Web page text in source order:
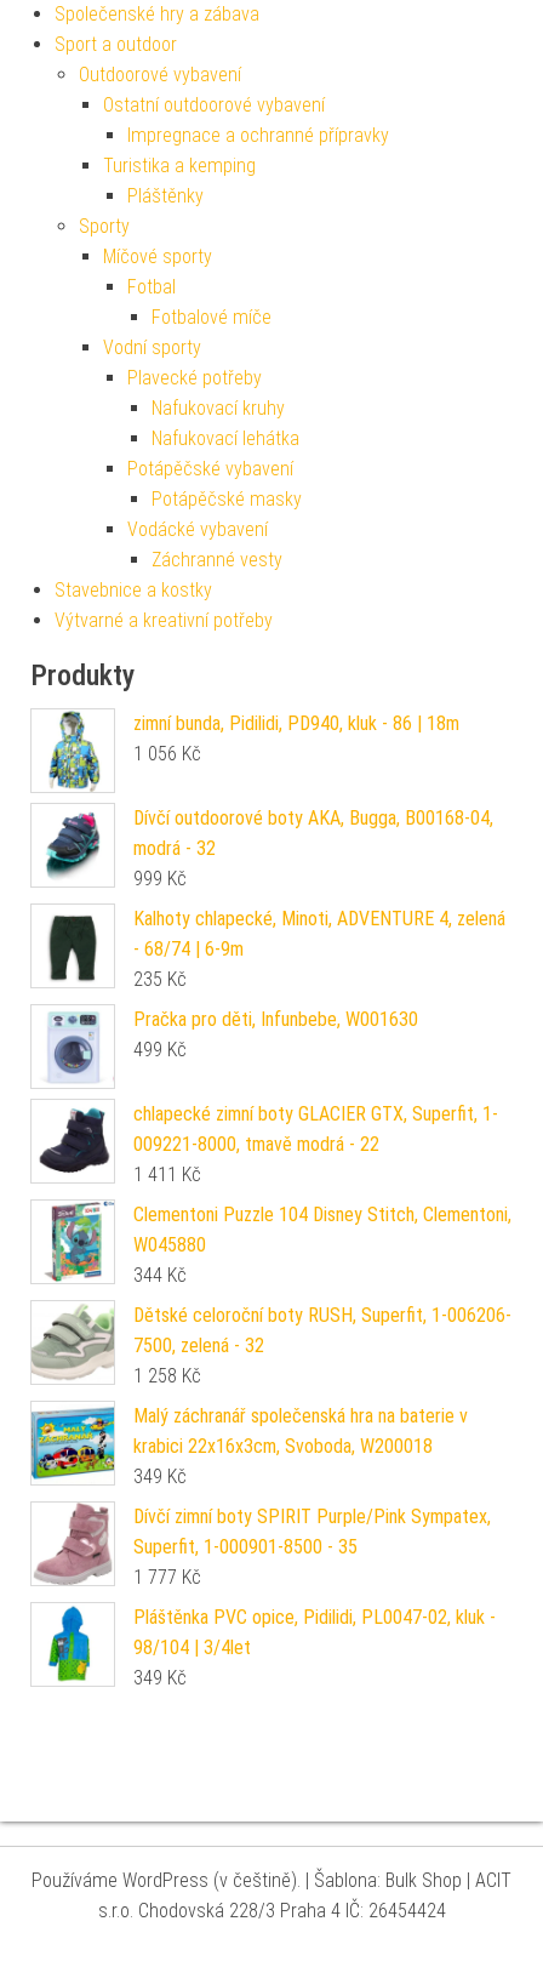
Společenské hry a zábava
Sport a outdoor
Outdoorové vybavení
Ostatní outdoorové vybavení
Impregnace a ochranné přípravky
Turistika a kemping
Pláštěnky
Sporty
Míčové sporty
Fotbal
Fotbalové míče
Vodní sporty
Plavecké potřeby
Nafukovací kruhy
Nafukovací lehátka
Potápěčské vybavení
Potápěčské masky
Vodácké vybavení
Záchranné vesty
Stavebnice a kostky
Výtvarné a kreativní potřeby
Produkty
zimní bunda, Pidilidi, PD940, kluk - 86 | 18m
1 056 Kč
Dívčí outdoorové boty AKA, Bugga, B00168-04,
modrá - 32
999 Kč
Kalhoty chlapecké, Minoti, ADVENTURE 4, zelená
- 68/74 | 6-9m
235 Kč
Pračka pro děti, Infunbebe, W001630
499 Kč
chlapecké zimní boty GLACIER GTX, Superfit, 1-
009221-8000, tmavě modrá - 22
1 411 Kč
Clementoni Puzzle 104 Disney Stitch, Clementoni,
W045880
344 Kč
Dětské celoroční boty RUSH, Superfit, 1-006206-
7500, zelená - 32
1 258 Kč
Malý záchranář společenská hra na baterie v
krabici 22x16x3cm, Svoboda, W200018
349 Kč
Dívčí zimní boty SPIRIT Purple/Pink Sympatex,
Superfit, 1-000901-8500 - 35
1 777 Kč
Pláštěnka PVC opice, Pidilidi, PL0047-02, kluk -
98/104 | 3/4let
349 Kč
Používáme WordPress (v češtině). | Šablona: Bulk Shop | ACIT
s.r.o. Chodovská 228/3 Praha 4 IČ: 26454424